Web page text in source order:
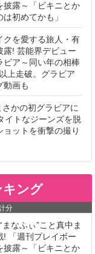
披露～「ビキニとか
初めてかも」
クを愛する旅人・有
露! 芸能界デビュー
ビア～同い年の相棒
上走破。グラビア
動画も
かの初グラビアに
イトなジーンズを脱
ットを衝撃の撮り
ング
分
なふぃ”こと真中ま
! 「週刊プレイボー
披露～「ビキニとか